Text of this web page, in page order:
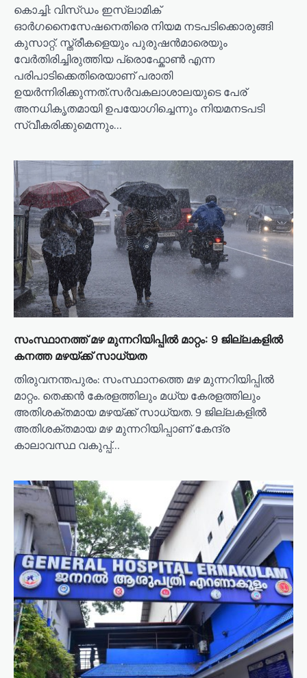
കൊച്ചി: വിസ്ഡം ഇസ്ലാമിക്
ഓർഗനൈസേഷനെതിരെ നിയമ നടപടിക്കൊരുങ്ങി
കുസാറ്റ്. സ്ത്രീകളെയും പുരുഷൻമാരെയും
വേർതിരിച്ചിരുത്തിയ പ്രൊഫ്കോൺ എന്ന
പരിപാടിക്കെതിരെയാണ് പരാതി
ഉയർന്നിരിക്കുന്നത്.സർവകലാശാലയുടെ പേര്
അനധികൃതമായി ഉപയോഗിച്ചെന്നും നിയമനടപടി
സ്വീകരിക്കുമെന്നും…
സംസ്ഥാനത്ത് മഴ മുന്നറിയിപ്പിൽ മാറ്റം: 9 ജില്ലകളിൽ
കനത്ത മഴയ്ക്ക് സാധ്യത
തിരുവനന്തപുരം: സംസ്ഥാനത്തെ മഴ മുന്നറിയിപ്പിൽ
മാറ്റം. തെക്കൻ കേരളത്തിലും മധ്യ കേരളത്തിലും
അതിശക്തമായ മഴയ്ക്ക് സാധ്യത. 9 ജില്ലകളിൽ
അതിശക്തമായ മഴ മുന്നറിയിപ്പാണ് കേന്ദ്ര
കാലാവസ്ഥ വകുപ്പ്…